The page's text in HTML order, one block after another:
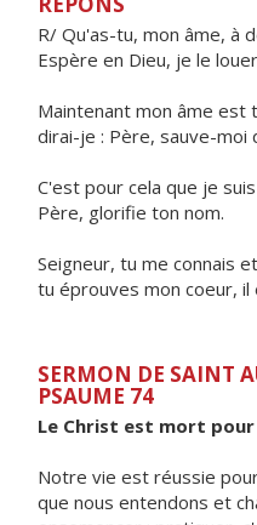
R/ Qu'as-tu, mon âme, à
Espère en Dieu, je le
Maintenant mon âme est
dirai-je : Père, sauve-moi
C'est pour cela que je
Père, glorifie ton nom.
Seigneur, tu me connais
tu éprouves mon coeur, il
SERMON DE SAINT
PSAUME 74
Le Christ est mort pour
Notre vie est réussie
que nous entendons et